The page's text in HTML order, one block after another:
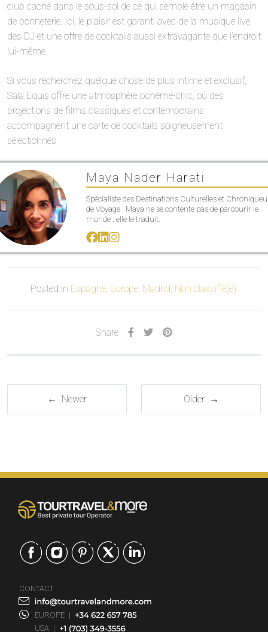
club caché dans le sous-sol de ce qui semble être un magasin
de bonneterie. Ici, le plaisir est garanti avec de la musique live,
des DJ et une offre de cocktails aussi extravagante que l’endroit
lui-même.
Si vous recherchez quelque chose de plus intime et exclusif,
Sala Equis offre une atmosphère bohème-chic, où des
projections de films classiques et contemporains
accompagnent une carte de cocktails soigneusement
sélectionnés.
Maya Nader Harati
Spécialiste des Destinations Culturelles et
de Voyage . Maya ne se contente pas de parcourir le
monde ; elle le traduit.
Posted in Espagne, Europe, Madrid, Non classifié(e).
Share
← Newer Older →
CONTACT
EUROPE |
USA |